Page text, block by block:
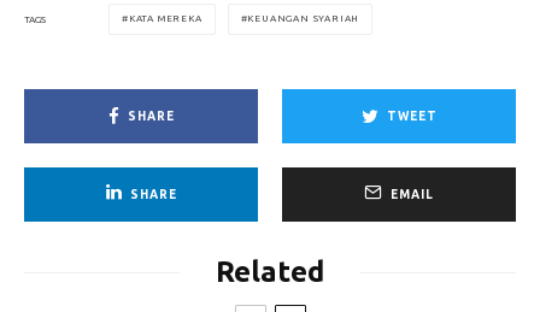
TAGS KATA MEREKA KEUANGAN SYARIAH
SHARE TWEET
SHARE EMAIL
Related